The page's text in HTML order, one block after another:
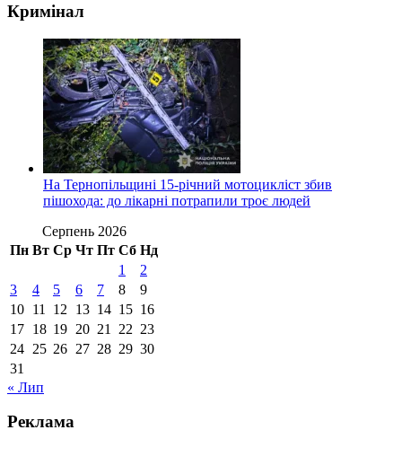
Кримінал
На Тернопільщині 15-річний мотоцикліст збив
пішохода: до лікарні потрапили троє людей
Серпень 2026
Пн Вт Ср Чт Пт Сб Нд
1
2
3
4 5 6 7 8
9
10 11 12 13 14 15 16
17 18 19 20 21 22 23
24 25 26 27 28 29 30
31
« Лип
Реклама